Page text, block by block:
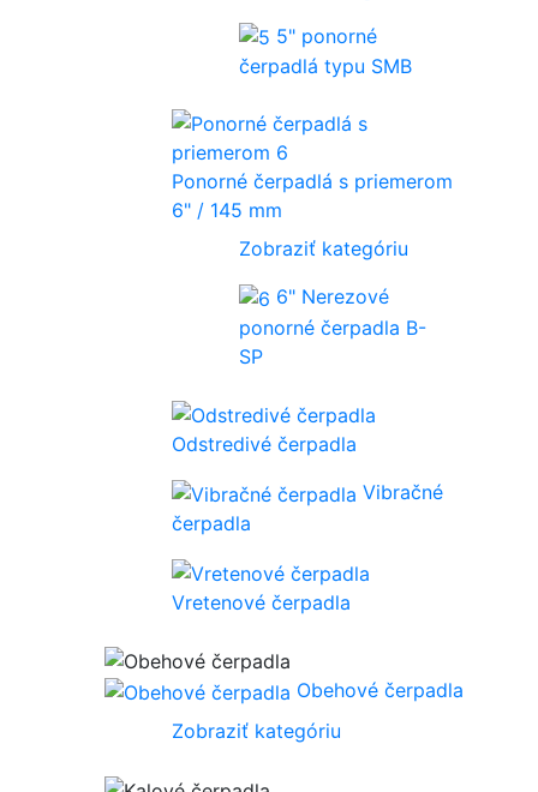
5" ponorné
čerpadlá typu SMB
Ponorné čerpadlá s priemerom
6" / 145 mm
Zobraziť kategóriu
6" Nerezové
ponorné čerpadla B-
SP
Odstredivé čerpadla
Vibračné
čerpadla
Vretenové čerpadla
Obehové čerpadla
Zobraziť kategóriu